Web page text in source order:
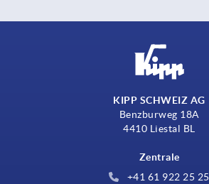
KIPP SCHWEIZ AG
Benzburweg 18A
4410 Liestal BL
Zentrale
+41 61 922 25 25